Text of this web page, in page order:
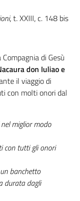
, t. XXIII, c. 148 bis
di Gesù
don Iuliao e
il viaggio di
con molti onori dal
miglior modo
con tutti gli onori
banchetto
durata dagli